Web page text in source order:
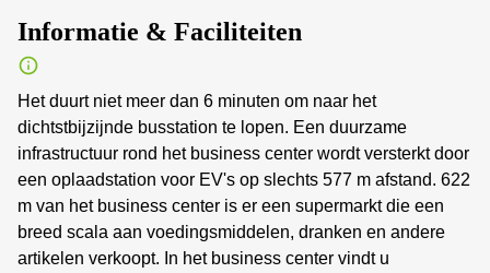
Informatie & Faciliteiten
Het duurt niet meer dan 6 minuten om naar het
dichtstbijzijnde busstation te lopen. Een duurzame
infrastructuur rond het business center wordt versterkt door
een oplaadstation voor EV's op slechts 577 m afstand. 622
m van het business center is er een supermarkt die een
breed scala aan voedingsmiddelen, dranken en andere
artikelen verkoopt. In het business center vindt u